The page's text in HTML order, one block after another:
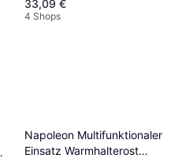
33,09 €
4 Shops
Napoleon Multifunktionaler
Einsatz Warmhalterost